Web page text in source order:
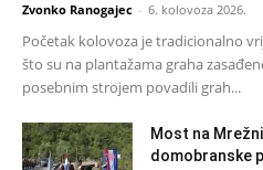
Zvonko Ranogajec - 6. kolovoza 2026.
Početak kolovoza je tradicionalno
što su na plantažama graha
posebnim strojem povadili grah...
Most na
domobranske